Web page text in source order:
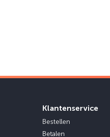
Klantenservice
Bestellen
Betalen